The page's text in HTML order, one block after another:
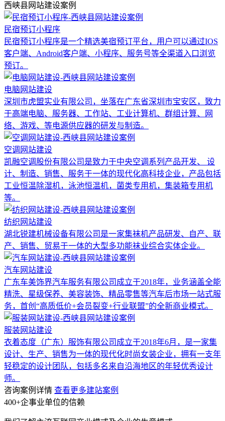
西峡县网站建设案例
民宿预订小程序
民宿预订小程序是一个精选美宿预订平台，用户可以通过IOS
客户端、Android客户端、小程序、服务号等全渠道入口浏览
预订。
电脑网站建设
深圳市虎盟实业有限公司，坐落在广东省深圳市宝安区，致力
于高端电脑、服务器、工作站、工业计算机、群组计算、网
络、游戏、等电源供应器的研发与制造。
空调网站建设
凯融空调股份有限公司是致力于中央空调系列产品开发、 设
计、制造、销售、服务于一体的现代化高科技企业，产品包括
工业恒温除湿机，泳池恒温机，菌类专用机，集装箱专用机
等。
纺织网站建设
湖北锐建机械设备有限公司是一家集袜机产品研发、自产、联
产、销售、贸易于一体的大型多功能袜业综合实体企业。
汽车网站建设
广东车美饰界汽车服务有限公司成立于2018年，业务涵盖全能
精洗、星级保养、美容装饰、精品零售等汽车后市场一站式服
务，首创“高质低价+会员裂变+行业联盟”的全新商业模式。
服装网站建设
衣着态度（广东）服饰有限公司成立于2018年6月，是一家集
设计、生产、销售为一体的现代化时尚女装企业，拥有一支年
轻稳定的设计团队，包括多名来自沿海地区的年轻优秀设计
师。
咨询案例详情 查看更多建站案例
400+企事业单位的信赖